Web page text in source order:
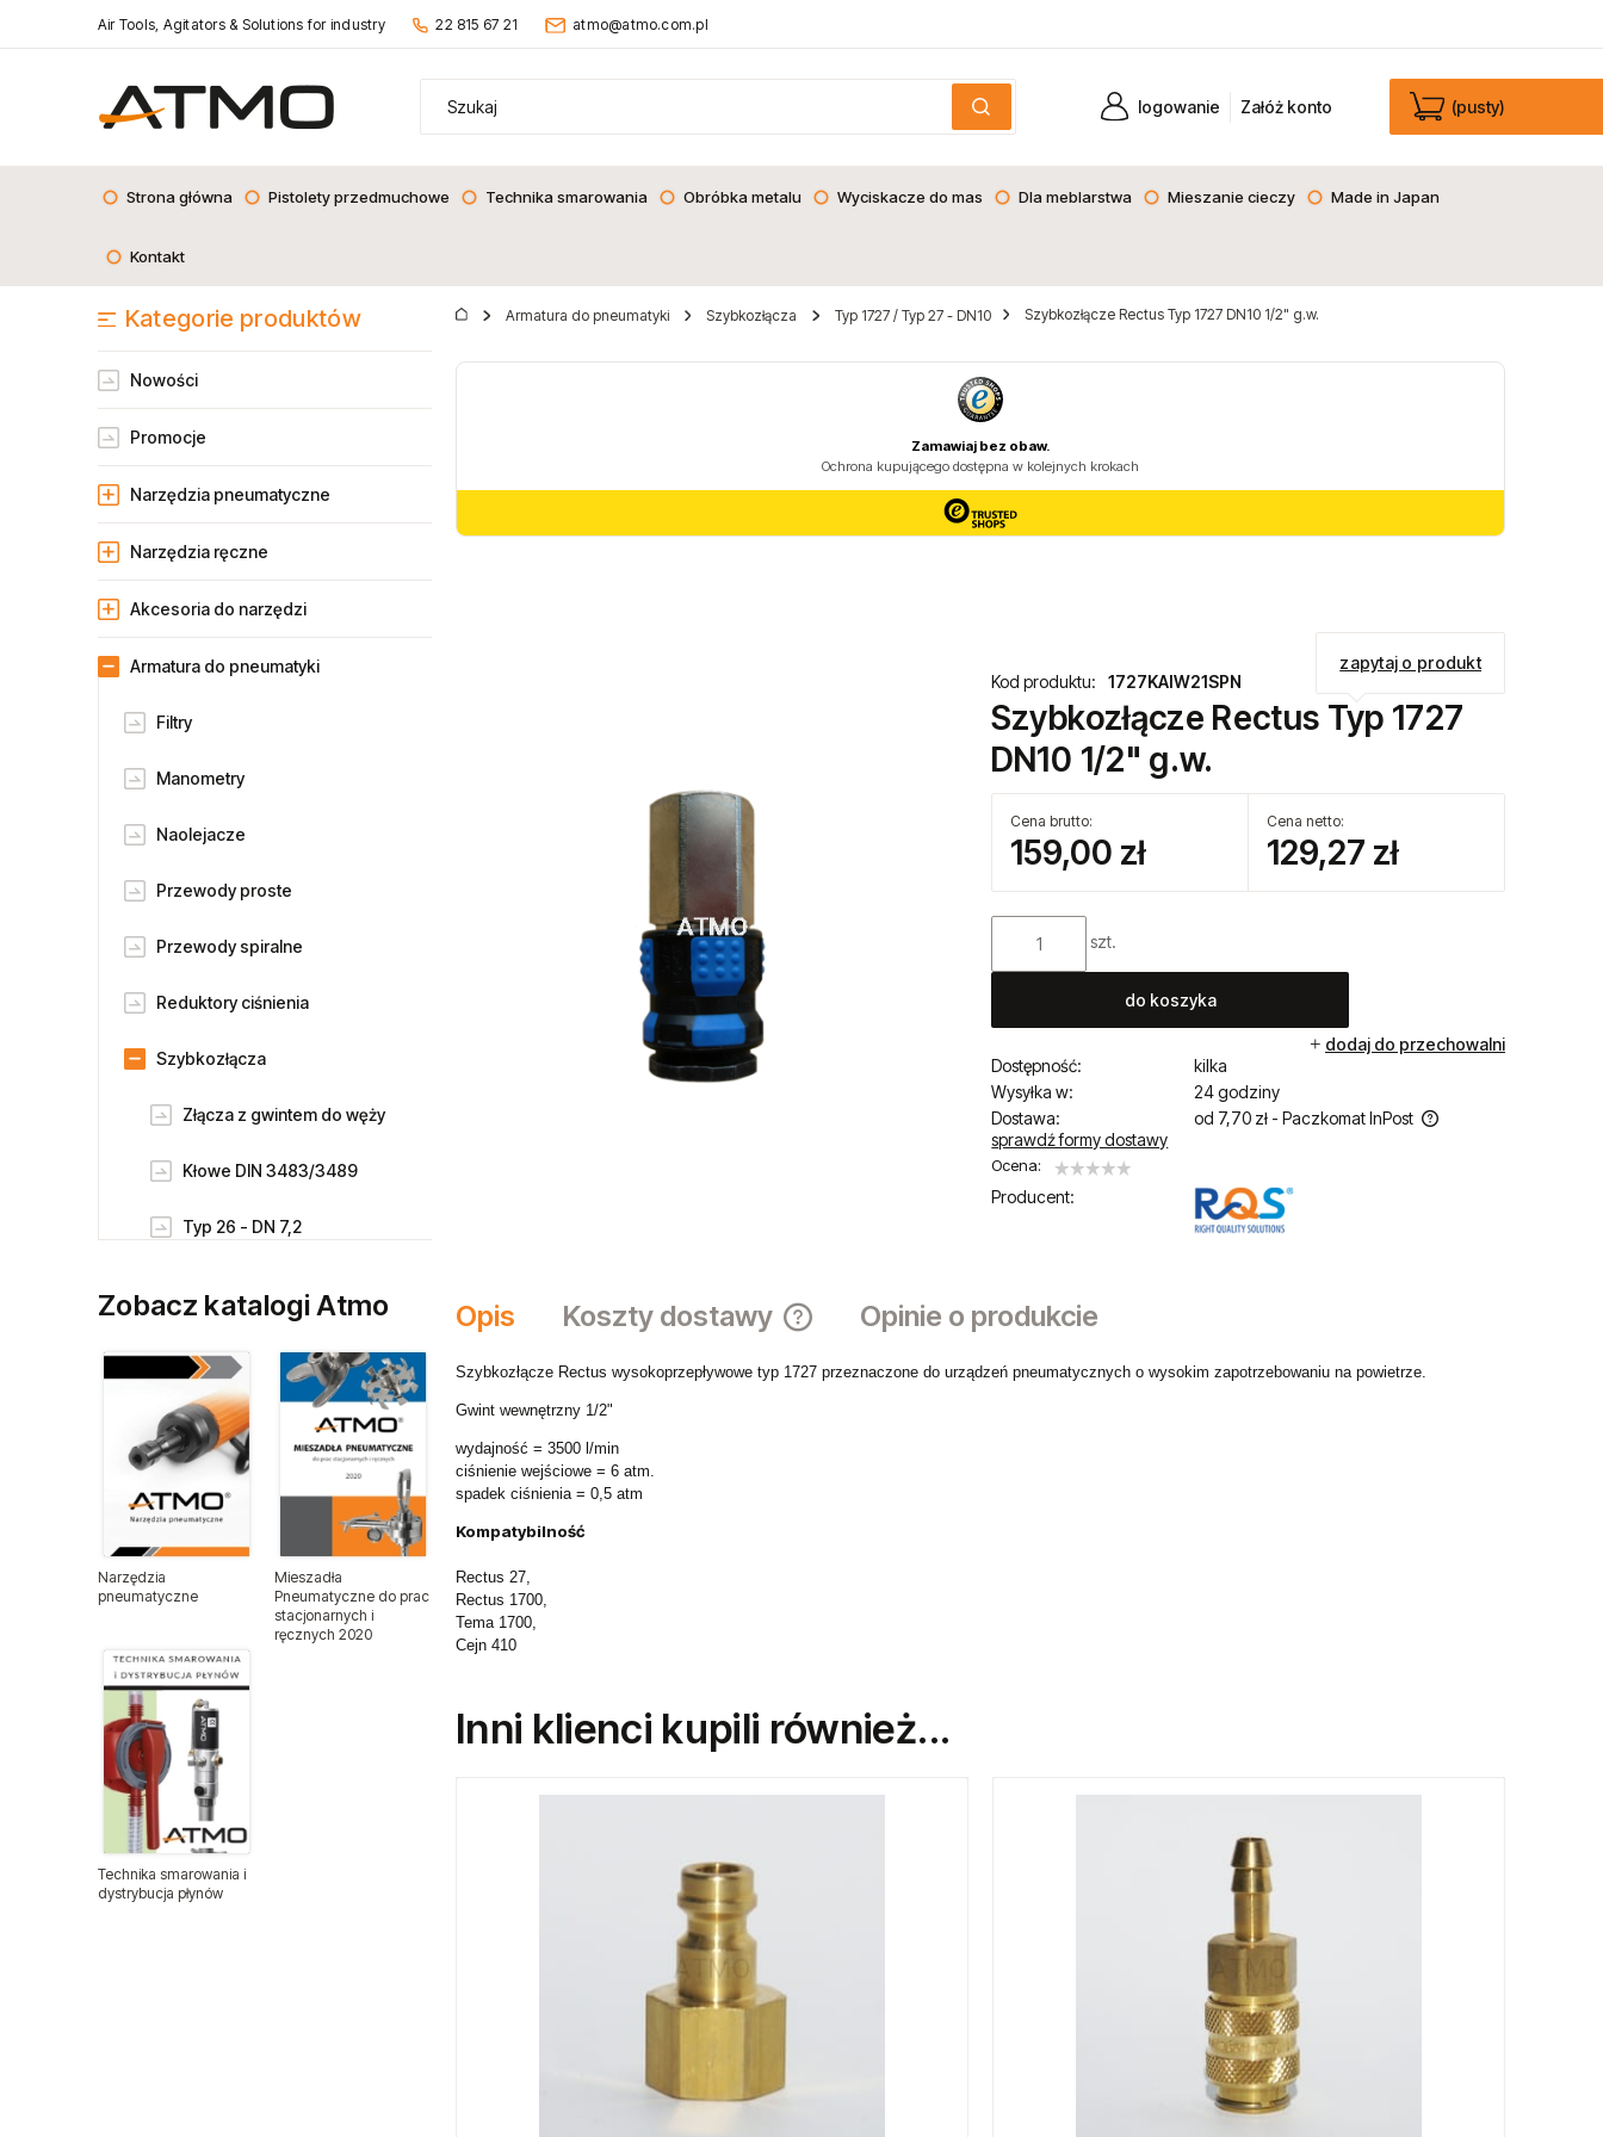
Air Tools, Agitators & Solutions for industry 22 815 67 21 atmo@atmo.com.pl
(pusty)
Załóż konto
logowanie
Strona główna Pistolety przedmuchowe Technika smarowania Obróbka metalu Wyciskacze do mas Dla meblarstwa Mieszanie cieczy Made in Japan
Kontakt
Kategorie produktów
Narzędzia pneumatyczne
Narzędzia ręczne
Akcesoria do narzędzi
Armatura do pneumatyki
Filtry
Manometry
Naolejacze
Przewody proste
Przewody spiralne
Reduktory ciśnienia
Szybkozłącza
Złącza z gwintem do węży
Kłowe DIN 3483/3489
Typ 26 - DN 7,2
Typ 1727 / Typ 27 - DN10
Typ 1625 - DN 7,8
Typ 1600
Złącza wtykowe
Zespoły przygotowania
Zawory iglicowe
Zawory kulowe
Balansery sprężynowe
Balansery Atmo
Nowości
Promocje
Zobacz katalogi Atmo
Narzędzia
pneumatyczne
Mieszadła
Pneumatyczne do prac
stacjonarnych i
ręcznych 2020
Technika smarowania i
dystrybucja płynów
Armatura do pneumatyki Szybkozłącza Typ 1727 / Typ 27 - DN10 Szybkozłącze Rectus Typ 1727 DN10 1/2" g.w.
Szybkozłącze Rectus Typ 1727
DN10 1/2" g.w.
Cena brutto:
159,00 zł
Cena netto:
129,27 zł
szt.
do koszyka
dodaj do przechowalni
Dostępność:
kilka
Wysyłka w:
24 godziny
Dostawa:
od 7,70 zł - Paczkomat InPost
Cena nie zawiera ewentualnych kosztów
sprawdź formy dostawy
Ocena:
Producent:
Kod produktu: 1727KAIW21SPN
zapytaj o produkt
Opis Koszty dostawy
Cena nie zawiera ewentualnych kosztów
Opinie o produkcie
Szybkozłącze Rectus wysokoprzepływowe typ 1727 przeznaczone do urządzeń pneumatycznych o wysokim zapotrzebowaniu na powietrze.
Gwint wewnętrzny 1/2"
wydajność = 3500 l/min
ciśnienie wejściowe = 6 atm.
spadek ciśnienia = 0,5 atm
Kompatybilność
Rectus 27,
Rectus 1700,
Tema 1700,
Cejn 410
Inni klienci kupili również...